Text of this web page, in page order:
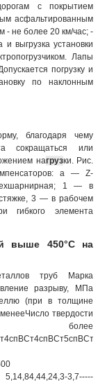
с покрытием
асфальтированным
- не более 20 км/час; -
и выгрузка установки
Лапы
погрузку и
по наклонным
благодаря чему
сокращаться или
нагрузки. Рис.
а — Z-
1 — в
3 — в рабочем
гибкого элемента
выше 450°С на
труб Марка
разрыву, МПа
(при в толщине
твердости
3,7-----